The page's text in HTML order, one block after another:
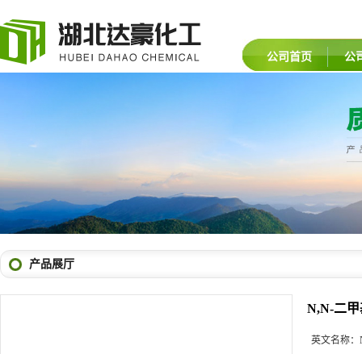
公司首页 公
产品展厅
N,N-二
英文名称：